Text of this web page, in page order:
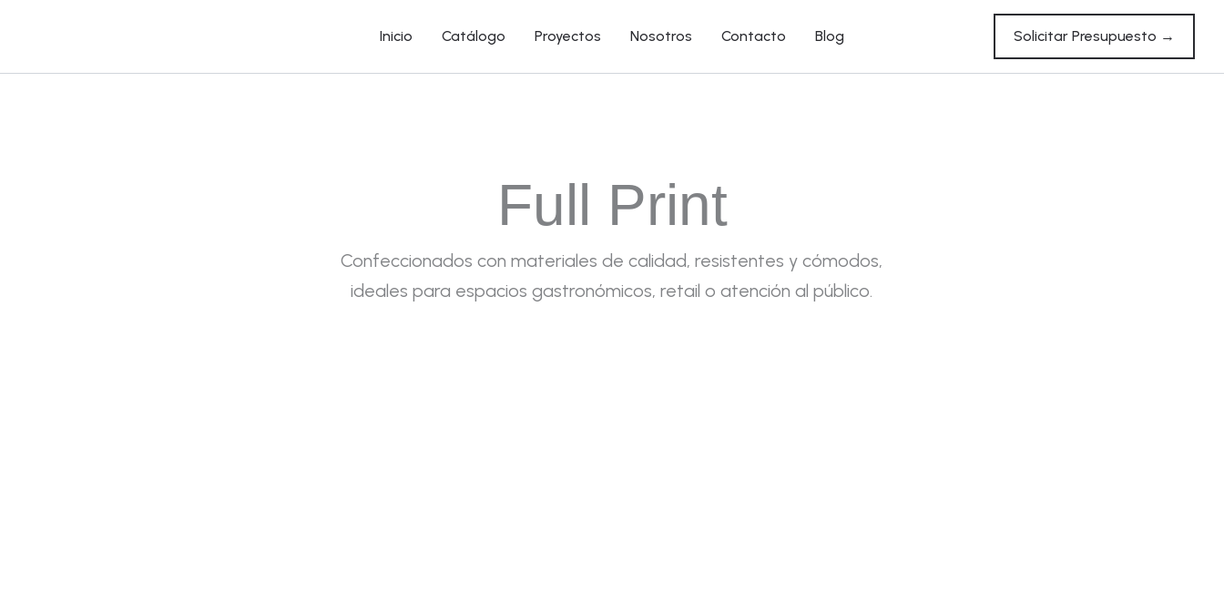
Inicio Catálogo Proyectos Nosotros Contacto Blog Solicitar Presupuesto →
Full Print
Confeccionados con materiales de calidad, resistentes y cómodos,
ideales para espacios gastronómicos, retail o atención al público.